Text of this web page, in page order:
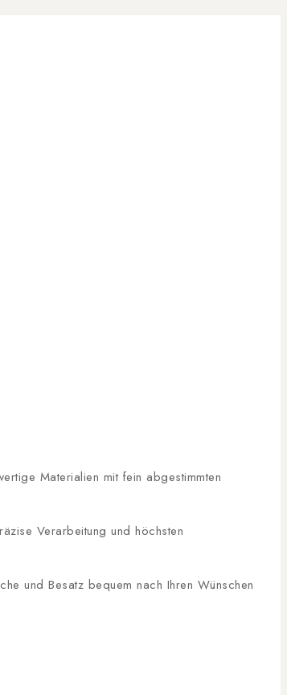
Materialien mit fein abgestimmten
Verarbeitung und höchsten
und Besatz bequem nach Ihren Wünschen